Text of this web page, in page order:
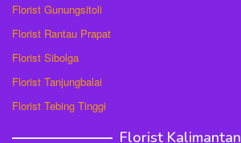
Florist Gunungsitoli
Florist Rantau Prapat
Florist Sibolga
Florist Tanjungbalai
Florist Tebing Tinggi
Florist Kalimantan